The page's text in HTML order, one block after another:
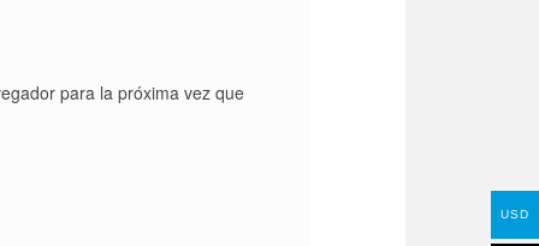
para la próxima vez que
USD